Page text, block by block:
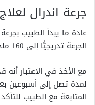
جرعة اندرال
الجرعة تدريجيًّا إلى 160 ملجم مرتين يوميًّا إذا رأى حاجة إلى ذلك.
مع الأخذ في الاعتبار
لمدة تصل إلى أسبوعين
المتابعة مع الطبيب